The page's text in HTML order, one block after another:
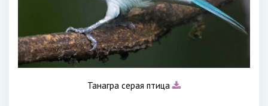
Танагра серая птица